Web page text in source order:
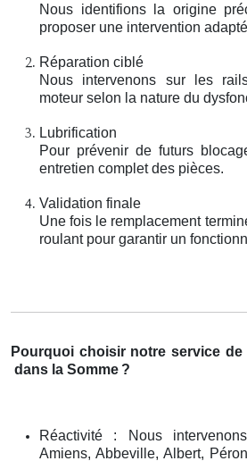
Nous identifions la origine
proposer une intervention
Réparation ciblé
Nous intervenons sur les
moteur selon la nature du
Lubrification
Pour prévenir de futurs
entretien complet des pièces.
Validation finale
Une fois le remplacement
roulant pour garantir un
Pourquoi choisir notre service
dans la Somme ?
Réactivité : Nous
Amiens, Abbeville, Albert,